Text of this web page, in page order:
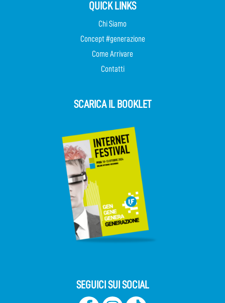
QUICK LINKS
Chi Siamo
Concept #generazione
Come Arrivare
Contatti
SCARICA IL BOOKLET
SEGUICI SUI SOCIAL